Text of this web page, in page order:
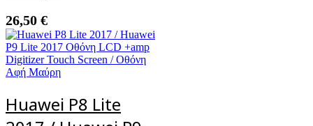
26,50 €
Huawei P8 Lite